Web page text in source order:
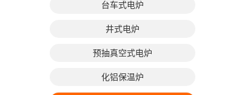
台车式电炉
井式电炉
预抽真空式电炉
化铝保温炉